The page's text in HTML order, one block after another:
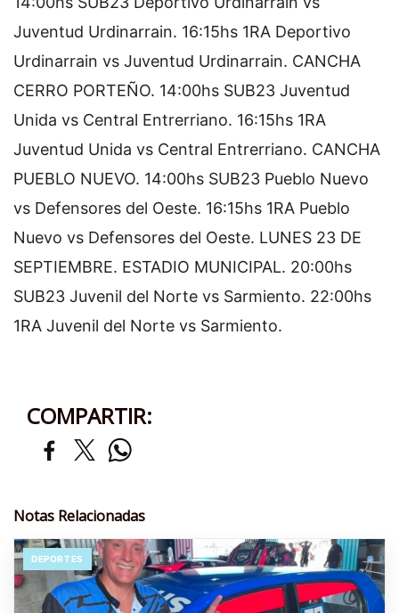
Juventud Urdinarrain. 16:15hs 1RA Deportivo
Urdinarrain vs Juventud Urdinarrain. CANCHA
CERRO PORTEÑO. 14:00hs SUB23 Juventud
Unida vs Central Entrerriano. 16:15hs 1RA
Juventud Unida vs Central Entrerriano. CANCHA
PUEBLO NUEVO. 14:00hs SUB23 Pueblo Nuevo
vs Defensores del Oeste. 16:15hs 1RA Pueblo
Nuevo vs Defensores del Oeste. LUNES 23 DE
SEPTIEMBRE. ESTADIO MUNICIPAL. 20:00hs
SUB23 Juvenil del Norte vs Sarmiento. 22:00hs
1RA Juvenil del Norte vs Sarmiento.
COMPARTIR:
Notas Relacionadas
DEPORTES